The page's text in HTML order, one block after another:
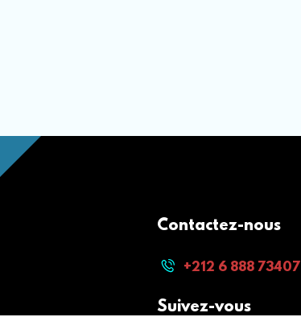
Contactez-nous
+212 6 888 73407
Suivez-vous